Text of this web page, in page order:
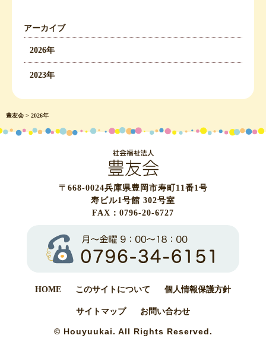
アーカイブ
2026年
2023年
豊友会 > 2026年
〒668-0024兵庫県豊岡市寿町11番1号
寿ビル1号館 302号室
FAX：0796-20-6727
HOME このサイトについて 個人情報保護方針
サイトマップ お問い合わせ
© Houyuukai. All Rights Reserved.